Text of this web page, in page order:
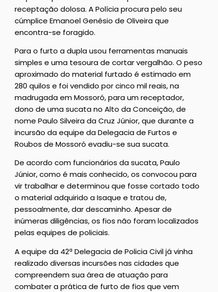
receptação dolosa. A Polícia procura pelo seu
cúmplice Emanoel Genésio de Oliveira que
encontra-se foragido.
Para o furto a dupla usou ferramentas manuais
simples e uma tesoura de cortar vergalhão. O peso
aproximado do material furtado é estimado em
280 quilos e foi vendido por cinco mil reais, na
madrugada em Mossoró, para um receptador,
dono de uma sucata no Alto da Conceição, de
nome Paulo Silveira da Cruz Júnior, que durante a
incursão da equipe da Delegacia de Furtos e
Roubos de Mossoró evadiu-se sua sucata.
De acordo com funcionários da sucata, Paulo
Júnior, como é mais conhecido, os convocou para
vir trabalhar e determinou que fosse cortado todo
o material adquirido a Isaque e tratou de,
pessoalmente, dar descaminho. Apesar de
inúmeras diligências, os fios não foram localizados
pelas equipes de policiais.
A equipe da 42ª Delegacia de Policia Civil já vinha
realizado diversas incursões nas cidades que
compreendem sua área de atuação para
combater a prática de furto de fios que vem